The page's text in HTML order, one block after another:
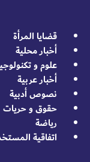
قضايا المرأة
أخبار محلية
علوم و
أخبار عربية
نصوص أدبية
حقوق و حريات
رياضة
اتفاقية